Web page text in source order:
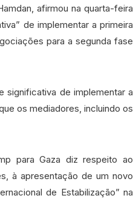
afirmou na quarta-feira
de implementar a primeira
para a segunda fase
significativa de implementar a
os mediadores, incluindo os
para Gaza diz respeito ao
à apresentação de um novo
de Estabilização” na